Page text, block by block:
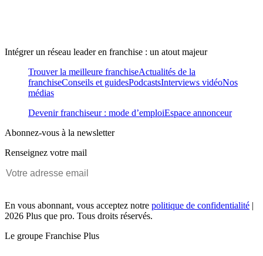
Intégrer un réseau leader en franchise : un atout majeur
Trouver la meilleure franchiseActualités de la
franchiseConseils et guidesPodcastsInterviews vidéoNos
médias
Devenir franchiseur : mode d’emploiEspace annonceur
Abonnez-vous à la newsletter
Renseignez votre mail
En vous abonnant, vous acceptez notre politique de confidentialité |
2026 Plus que pro. Tous droits réservés.
Le groupe Franchise Plus